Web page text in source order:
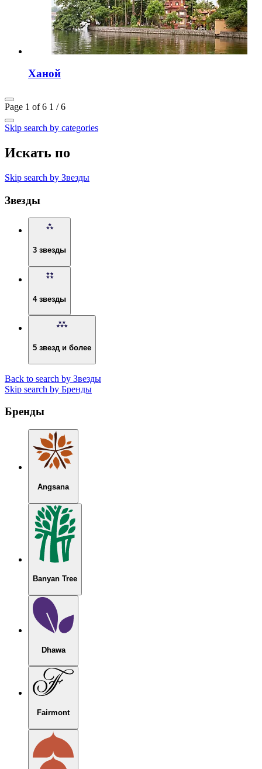
Ханой
Page 1 of 6 1 / 6
Skip search by categories
Искать по
Skip search by Звезды
Звезды
3 звезды
4 звезды
5 звезд и более
Back to search by Звезды
Skip search by Бренды
Бренды
Angsana
Banyan Tree
Dhawa
Fairmont